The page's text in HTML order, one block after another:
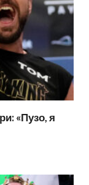
«Пузо, я